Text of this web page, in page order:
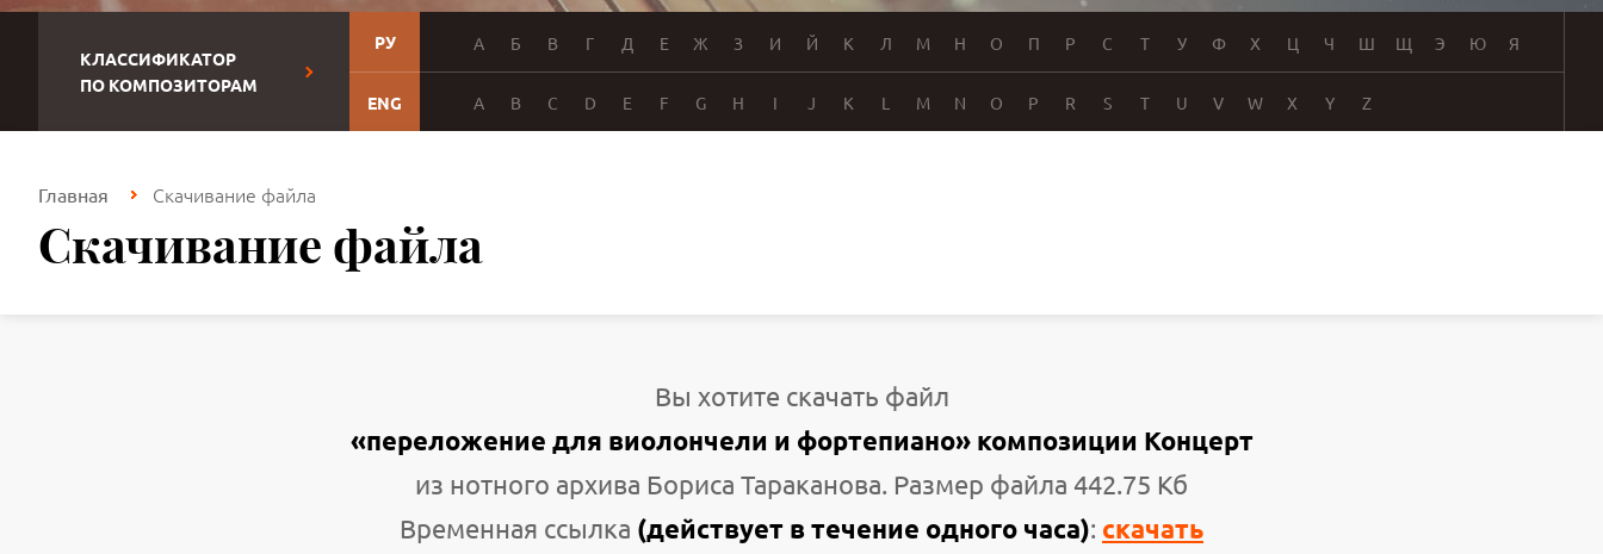
КЛАССИФИКАТОР
ПО КОМПОЗИТОРАМ
РУ А Б В Г Д Е Ж З И Й К Л М Н О П Р С Т У Ф Х Ц Ч Ш Щ Э Ю Я
ENG A B C D E F G H I J K L M N O P R S T U V W X Y Z
Главная Скачивание файла
Скачивание файла
Вы хотите скачать файл
«переложение для виолончели и фортепиано» композиции Концерт
из нотного архива Бориса Тараканова. Размер файла 442.75 Кб
Временная ссылка (действует в течение одного часа): скачать